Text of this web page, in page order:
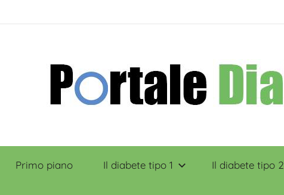
Portale
Diabete
Primo piano Il diabete tipo 1 Il diabete tipo 2